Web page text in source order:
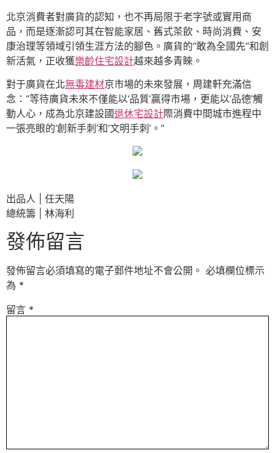
北京消費者對廣貨的認知，也不再局限于老字號或實用商
品，而是逐漸認可其在智能家居、舊式茶飲、時尚消費、安
康治理等領域引領生涯方法的腳色。廣貨的“敢為全國先”和創
新活氣，正收獲樂齡住宅設計越來越多青睞。
對于廣貨在北無毒建材京市場的未來發展，周建軒充滿信
念：“等待廣貨未來不僅能以‘品質’贏得市場，更能以‘品德’觸
動人心，成為北京建設國退休宅設計際消費中間城市進程中
一張亮眼的‘創新手刺’和‘文明手刺’。”
出品人 | 任天陽
總統籌 | 林海利
發佈留言
發佈留言必須填寫的電子郵件地址不會公開。 必填欄位標示
為 *
留言 *